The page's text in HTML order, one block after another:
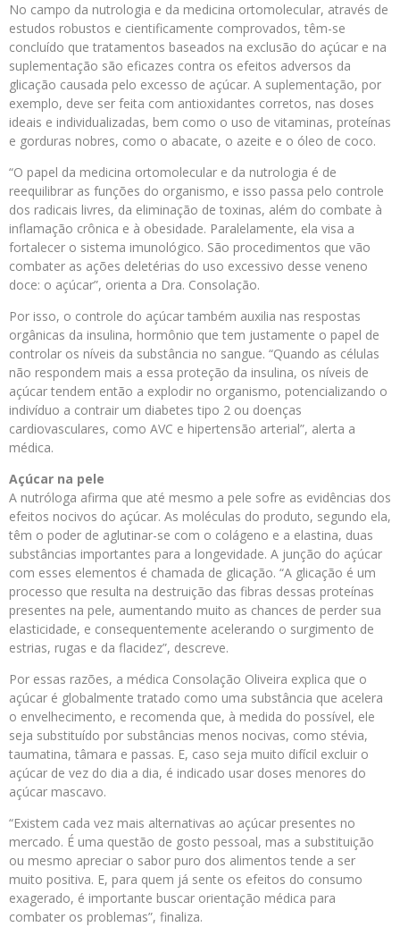
No campo da nutrologia e da medicina ortomolecular, através de
estudos robustos e cientificamente comprovados, têm-se
concluído que tratamentos baseados na exclusão do açúcar e na
suplementação são eficazes contra os efeitos adversos da
glicação causada pelo excesso de açúcar. A suplementação, por
exemplo, deve ser feita com antioxidantes corretos, nas doses
ideais e individualizadas, bem como o uso de vitaminas, proteínas
e gorduras nobres, como o abacate, o azeite e o óleo de coco.
“O papel da medicina ortomolecular e da nutrologia é de
reequilibrar as funções do organismo, e isso passa pelo controle
dos radicais livres, da eliminação de toxinas, além do combate à
inflamação crônica e à obesidade. Paralelamente, ela visa a
fortalecer o sistema imunológico. São procedimentos que vão
combater as ações deletérias do uso excessivo desse veneno
doce: o açúcar”, orienta a Dra. Consolação.
Por isso, o controle do açúcar também auxilia nas respostas
orgânicas da insulina, hormônio que tem justamente o papel de
controlar os níveis da substância no sangue. “Quando as células
não respondem mais a essa proteção da insulina, os níveis de
açúcar tendem então a explodir no organismo, potencializando o
indivíduo a contrair um diabetes tipo 2 ou doenças
cardiovasculares, como AVC e hipertensão arterial”, alerta a
médica.
Açúcar na pele
A nutróloga afirma que até mesmo a pele sofre as evidências dos
efeitos nocivos do açúcar. As moléculas do produto, segundo ela,
têm o poder de aglutinar-se com o colágeno e a elastina, duas
substâncias importantes para a longevidade. A junção do açúcar
com esses elementos é chamada de glicação. “A glicação é um
processo que resulta na destruição das fibras dessas proteínas
presentes na pele, aumentando muito as chances de perder sua
elasticidade, e consequentemente acelerando o surgimento de
estrias, rugas e da flacidez”, descreve.
Por essas razões, a médica Consolação Oliveira explica que o
açúcar é globalmente tratado como uma substância que acelera
o envelhecimento, e recomenda que, à medida do possível, ele
seja substituído por substâncias menos nocivas, como stévia,
taumatina, tâmara e passas. E, caso seja muito difícil excluir o
açúcar de vez do dia a dia, é indicado usar doses menores do
açúcar mascavo.
“Existem cada vez mais alternativas ao açúcar presentes no
mercado. É uma questão de gosto pessoal, mas a substituição
ou mesmo apreciar o sabor puro dos alimentos tende a ser
muito positiva. E, para quem já sente os efeitos do consumo
exagerado, é importante buscar orientação médica para
combater os problemas”, finaliza.